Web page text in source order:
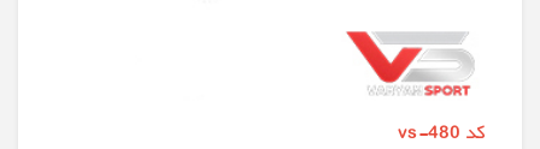
کد vs-480